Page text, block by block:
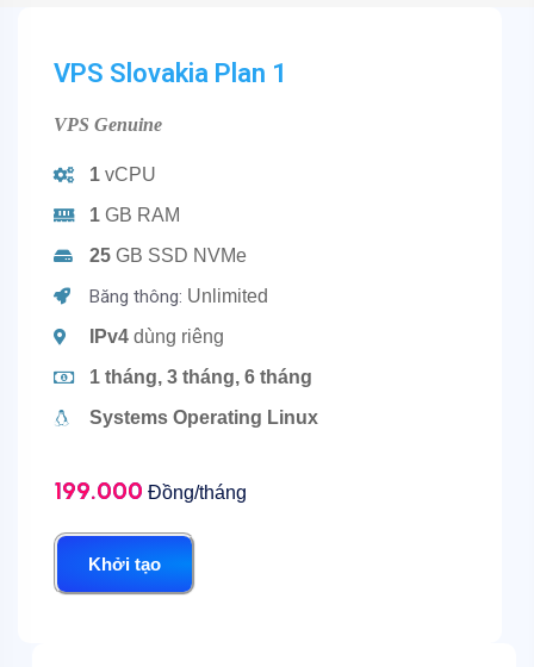
VPS Slovakia Plan 1
VPS Genuine
1 vCPU
1GB RAM
25GB SSD NVMe
Băng thông: Unlimited
IPv4dùng riêng
1 tháng, 3 tháng, 6 tháng
Systems Operating Linux
Khởi tạo
199.000 Đồng/tháng